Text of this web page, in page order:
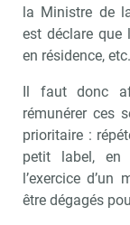
la Ministre de
est déclare que
en résidence, etc.
Il faut donc
rémunérer ces
prioritaire :
petit label, en
l’exercice
être dégagés
!